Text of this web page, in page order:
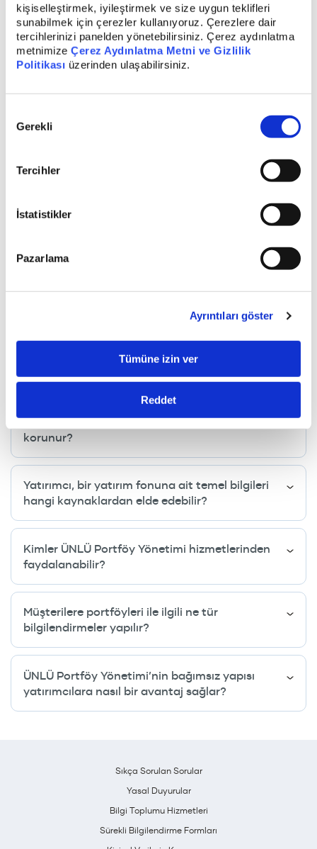
kişiselleştirmek, iyileştirmek ve size uygun teklifleri
sunabilmek için çerezler kullanıyoruz. Çerezlere dair
tercihlerinizi panelden yönetebilirsiniz. Çerez aydınlatma
metnimize Çerez Aydınlatma Metni ve Gizlilik
Politikası üzerinden ulaşabilirsiniz.
Seçimi
Gerekli
Tercihler
İstatistikler
Pazarlama
Ayrıntıları göster
Tümüne izin ver
Reddet
Getiri garantisi var mıdır?
Yatırım Fonuna yatırım yapılırken tasarruf
saklaması ne şekilde yapılır?
Yatırım fonlarında denetim nasıl sağlanır?
Yatırım fonlarında vergilendirme nasıl yapılır?
ÜNLÜ Portföy Yönetimi’nde ücretlendirme
nasıl yapılır?
Fon yönetiminde yatırımcı hakları nasıl
korunur?
Yatırımcı, bir yatırım fonuna ait temel bilgileri
hangi kaynaklardan elde edebilir?
Kimler ÜNLÜ Portföy Yönetimi hizmetlerinden
faydalanabilir?
Müşterilere portföyleri ile ilgili ne tür
bilgilendirmeler yapılır?
ÜNLÜ Portföy Yönetimi’nin bağımsız yapısı
yatırımcılara nasıl bir avantaj sağlar?
Sıkça Sorulan Sorular
Yasal Duyurular
Bilgi Toplumu Hizmetleri
Sürekli Bilgilendirme Formları